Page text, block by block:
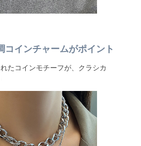
コインチャームがポイント
たコインモチーフが、クラシカ